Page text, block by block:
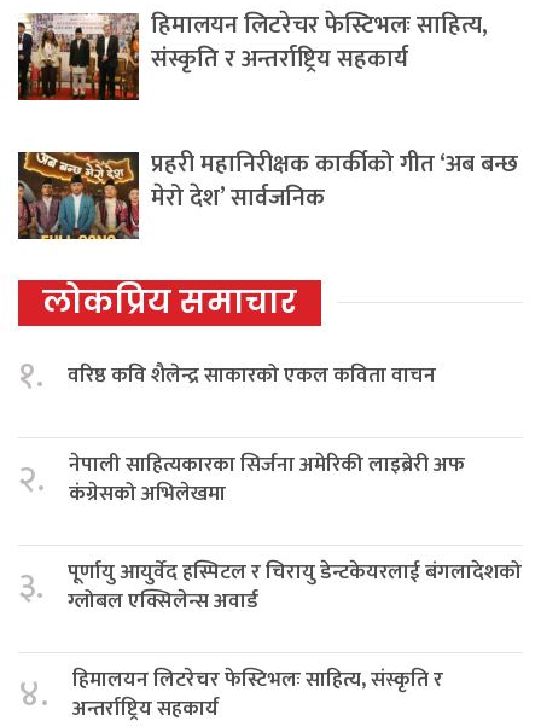
हिमालयन लिटरेचर फेस्टिभलः साहित्य,
संस्कृति र अन्तर्राष्ट्रिय सहकार्य
प्रहरी महानिरीक्षक कार्कीको गीत ‘अब बन्छ
मेरो देश’ सार्वजनिक
लोकप्रिय समाचार
१. वरिष्ठ कवि शैलेन्द्र साकारको एकल कविता वाचन
२.
नेपाली साहित्यकारका सिर्जना अमेरिकी लाइब्रेरी अफ
कंग्रेसको अभिलेखमा
३.
पूर्णायु आयुर्वेद हस्पिटल र चिरायु डेन्टकेयरलाई बंगलादेशको
ग्लोबल एक्सिलेन्स अवार्ड
४.
हिमालयन लिटरेचर फेस्टिभलः साहित्य, संस्कृति र
अन्तर्राष्ट्रिय सहकार्य